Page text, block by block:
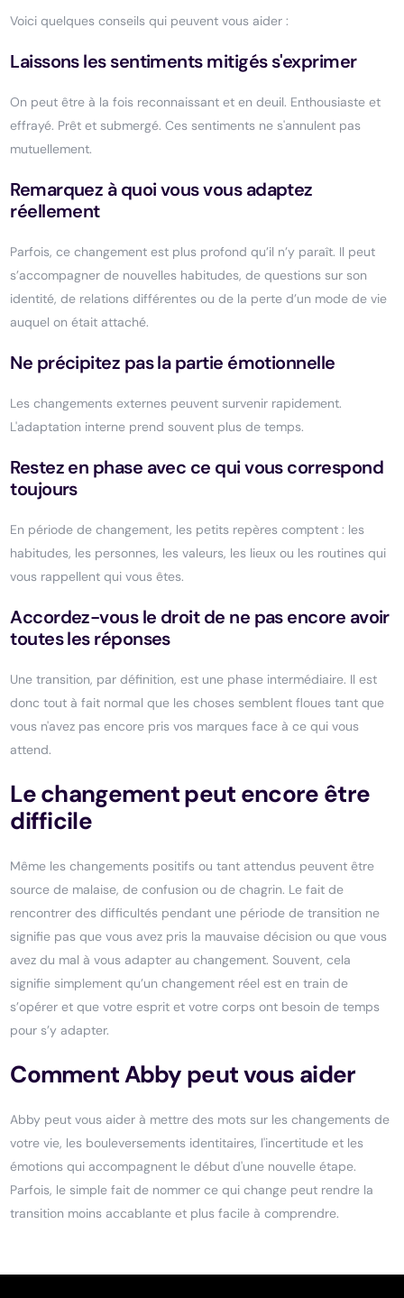
Voici quelques conseils qui peuvent vous aider :
Laissons les sentiments mitigés s'exprimer
On peut être à la fois reconnaissant et en deuil. Enthousiaste et
effrayé. Prêt et submergé. Ces sentiments ne s'annulent pas
mutuellement.
Remarquez à quoi vous vous adaptez
réellement
Parfois, ce changement est plus profond qu’il n’y paraît. Il peut
s’accompagner de nouvelles habitudes, de questions sur son
identité, de relations différentes ou de la perte d’un mode de vie
auquel on était attaché.
Ne précipitez pas la partie émotionnelle
Les changements externes peuvent survenir rapidement.
L'adaptation interne prend souvent plus de temps.
Restez en phase avec ce qui vous correspond
toujours
En période de changement, les petits repères comptent : les
habitudes, les personnes, les valeurs, les lieux ou les routines qui
vous rappellent qui vous êtes.
Accordez-vous le droit de ne pas encore avoir
toutes les réponses
Une transition, par définition, est une phase intermédiaire. Il est
donc tout à fait normal que les choses semblent floues tant que
vous n'avez pas encore pris vos marques face à ce qui vous
attend.
Le changement peut encore être
difficile
Même les changements positifs ou tant attendus peuvent être
source de malaise, de confusion ou de chagrin. Le fait de
rencontrer des difficultés pendant une période de transition ne
signifie pas que vous avez pris la mauvaise décision ou que vous
avez du mal à vous adapter au changement. Souvent, cela
signifie simplement qu’un changement réel est en train de
s’opérer et que votre esprit et votre corps ont besoin de temps
pour s’y adapter.
Comment Abby peut vous aider
Abby peut vous aider à mettre des mots sur les changements de
votre vie, les bouleversements identitaires, l'incertitude et les
émotions qui accompagnent le début d'une nouvelle étape.
Parfois, le simple fait de nommer ce qui change peut rendre la
transition moins accablante et plus facile à comprendre.